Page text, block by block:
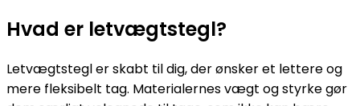
Hvad er letvægtstegl?
Letvægtstegl er skabt til dig, der ønsker et lettere og
mere fleksibelt tag. Materialernes vægt og styrke gør